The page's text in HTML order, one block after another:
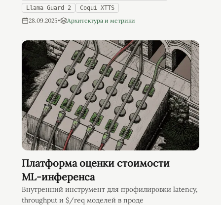
Llama Guard 2
Coqui XTTS
28.09.2025• Архитектура и метрики
Платформа оценки стоимости
ML‑инференса
Внутренний инструмент для профилировки latency,
throughput и $/req моделей в проде